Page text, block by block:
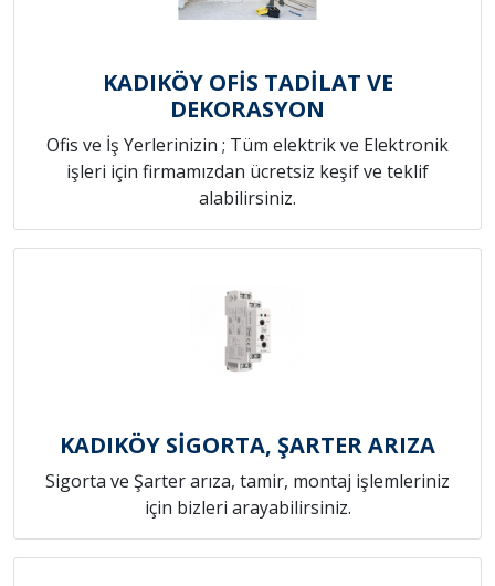
KADIKÖY OFİS TADİLAT VE
DEKORASYON
Ofis ve İş Yerlerinizin ; Tüm elektrik ve Elektronik
işleri için firmamızdan ücretsiz keşif ve teklif
alabilirsiniz.
KADIKÖY SİGORTA, ŞARTER ARIZA
Sigorta ve Şarter arıza, tamir, montaj işlemleriniz
için bizleri arayabilirsiniz.